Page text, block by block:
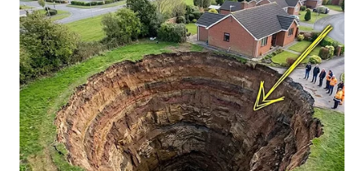
WN
PADANG
LAWAS
WN
SUMEDANG
WN